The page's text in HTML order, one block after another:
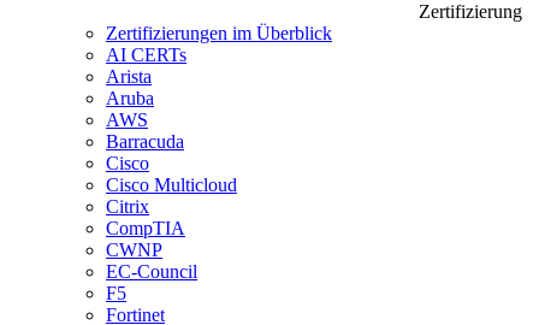
Zertifizierung
Zertifizierungen im Überblick
AI CERTs
Arista
Aruba
AWS
Barracuda
Cisco
Cisco Multicloud
Citrix
CompTIA
CWNP
EC-Council
F5
Fortinet